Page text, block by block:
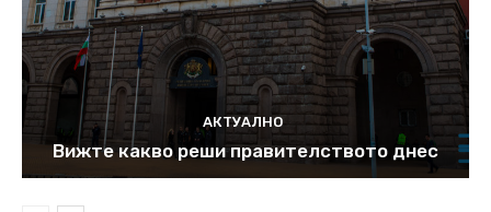
АКТУАЛНО
Вижте какво реши правителството днес